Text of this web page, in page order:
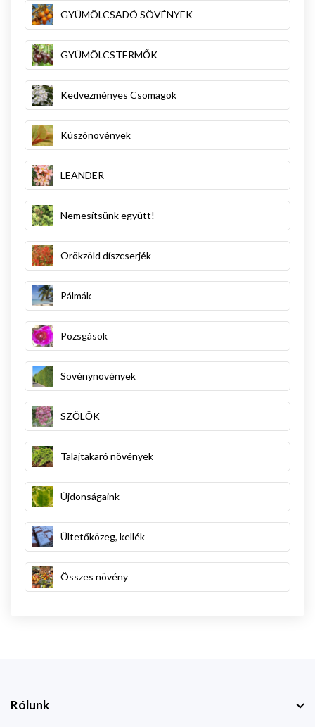
GYÜMÖLCSADÓ SÖVÉNYEK
GYÜMÖLCSTERMŐK
Kedvezményes Csomagok
Kúszónövények
LEANDER
Nemesítsünk együtt!
Örökzöld díszcserjék
Pálmák
Pozsgások
Sövénynövények
SZŐLŐK
Talajtakaró növények
Újdonságaink
Ültetőközeg, kellék
Összes növény
Rólunk